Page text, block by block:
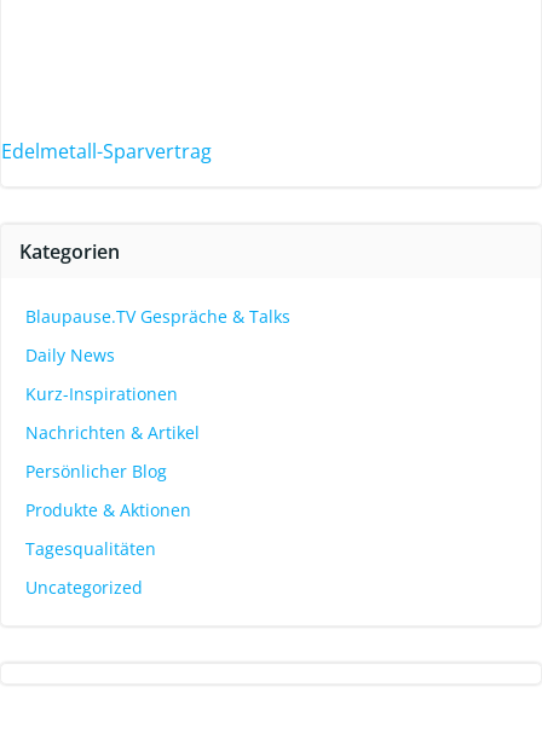
Edelmetall-Sparvertrag
Kategorien
Blaupause.TV Gespräche & Talks
Daily News
Kurz-Inspirationen
Nachrichten & Artikel
Persönlicher Blog
Produkte & Aktionen
Tagesqualitäten
Uncategorized